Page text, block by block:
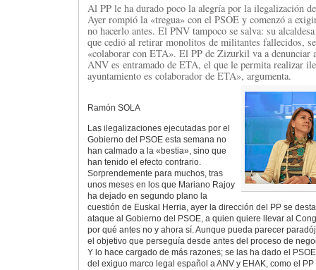
Al PP le ha durado poco la alegría por la ilegalización
Ayer rompió la «tregua» con el PSOE y comenzó a
no hacerlo antes. El PNV tampoco se salva: su
que cedió al retirar monolitos de militantes fallecidos,
«colaborar con ETA». El PP de Zizurkil va a denunciar
ANV es entramado de ETA, el que le permita realizar
ayuntamiento es colaborador de ETA», argumenta.
Ramón SOLA
Las ilegalizaciones ejecutadas por el
Gobierno del PSOE esta semana no
han calmado a la «bestia», sino que
han tenido el efecto contrario.
Sorprendemente para muchos, tras
unos meses en los que Mariano Rajoy
ha dejado en segundo plano la
cuestión de Euskal Herria, ayer la dirección del PP se
ataque al Gobierno del PSOE, a quien quiere llevar al
por qué antes no y ahora sí. Aunque pueda parecer
el objetivo que perseguía desde antes del proceso de
Y lo hace cargado de más razones; se las ha dado el
del exiguo marco legal español a ANV y EHAK, como el